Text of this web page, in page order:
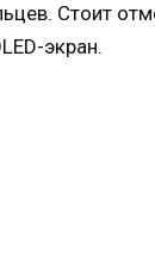
Стоит
экран.